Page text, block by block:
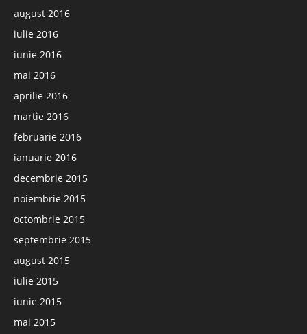
august 2016
iulie 2016
iunie 2016
mai 2016
aprilie 2016
martie 2016
februarie 2016
ianuarie 2016
decembrie 2015
noiembrie 2015
octombrie 2015
septembrie 2015
august 2015
iulie 2015
iunie 2015
mai 2015